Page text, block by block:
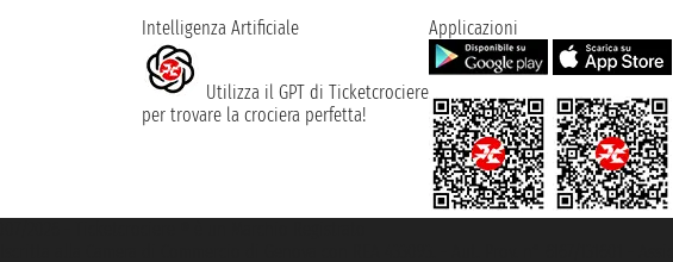
Intelligenza Artificiale
Utilizza il GPT di Ticketcrociere
per trovare la crociera perfetta!
Applicazioni